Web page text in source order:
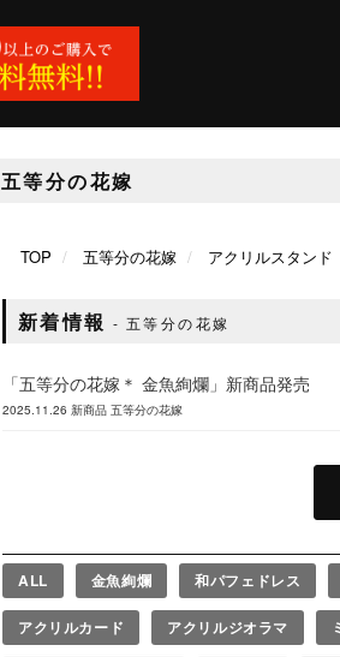
五等分の花嫁
TOP 五等分の花嫁 アクリルスタンド
新着情報 五等分の花嫁
「五等分の花嫁＊ 金魚絢爛」新商品発売
2025.11.26 新商品 五等分の花嫁
ALL 金魚絢爛 和パフェドレス
アクリルカード アクリルジオラマ